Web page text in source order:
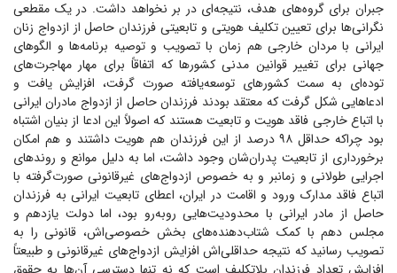
جبران برای گروه‌های هدف، نتیجه‌ای در بر نخواهد داشت. در یک مقطعی
نگرانی‌ها برای تعیین تکلیف هویتی و تابعیتی فرزندان حاصل از ازدواج زنان
ایرانی با مردان خارجی هم زمان با تصویب و توصیه برنامه‌ها و الگو‌های
جهانی برای تغییر قوانین مدنی کشور‌ها که اتفاقاً برای مهار مهاجرت‌های
توده‌ای به سمت کشور‌های توسعه‌یافته صورت گرفت، افزایش یافت و
ادعا‌هایی شکل گرفت که معتقد بودند فرزندان حاصل از ازدواج مادران ایرانی
با اتباع خارجی فاقد هویت و تابعیت هستند که اصولاً این ادعا از بنیان اشتباه
بود چراکه حداقل ۹۸ درصد از این فرزندان هم هویت داشتند و هم امکان
برخورداری از تابعیت پدران‌شان وجود داشت، اما به دلیل موانع و روند‌های
اجرایی طولانی و زمانبر و به خصوص ازدواج‌های غیرقانونی صورت‌گرفته با
اتباع فاقد مدارک ورود و اقامت در ایران، اعطای تابعیت ایرانی به فرزندان
حاصل از مادر ایرانی با محدودیت‌هایی روبه‌رو بود، اما دولت یازدهم و
مجلس دهم با کمک شتاب‌دهنده‌های بخش خصوصی‌اش، قانونی را به
تصویب رسانید که نتیجه حداقلی‌اش افزایش ازدواج‌های غیرقانونی و طبیعتاً